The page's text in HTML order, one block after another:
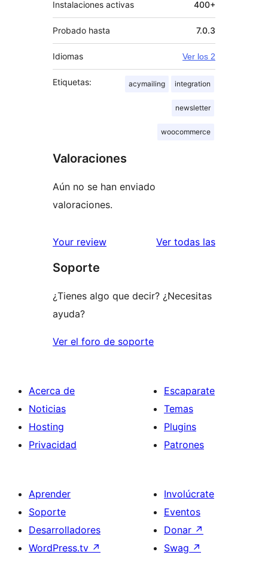
Instalaciones activas 400+
Probado hasta 7.0.3
Idiomas Ver los 2
Etiquetas: acymailing integration
newsletter
woocommerce
Valoraciones
Aún no se han enviado
valoraciones.
Your review Ver todas las
Soporte
¿Tienes algo que decir? ¿Necesitas
ayuda?
Ver el foro de soporte
Acerca de
Noticias
Hosting
Privacidad
Escaparate
Temas
Plugins
Patrones
Aprender
Soporte
Desarrolladores
WordPress.tv ↗
Involúcrate
Eventos
Donar ↗
Swag ↗